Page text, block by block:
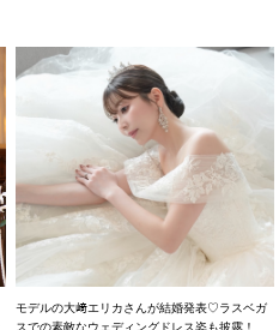
モデルの大﨑エリカさんが結婚発表♡ラスベガ
スでの素敵なウェディングドレス姿も披露！